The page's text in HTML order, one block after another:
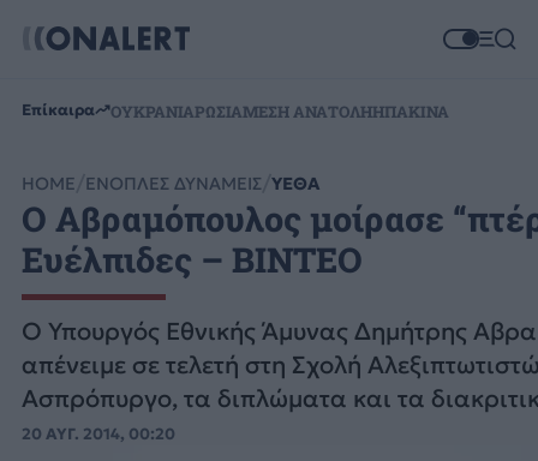
Επίκαιρα ΟΥΚΡΑΝΙΑΡΩΣΙΑΜΕΣΗ ΑΝΑΤΟΛΗΗΠΑΚΙΝΑ
HOME ΕΝΟΠΛΕΣ ΔΥΝΑΜΕΙΣ ΥΕΘΑ
Ο Αβραμόπουλος μοίρασε
Ευέλπιδες – ΒΙΝΤΕΟ
O Υπουργός Εθνικής Άμυνας Δημήτρης
απένειμε σε τελετή στη Σχολή
Ασπρόπυργο, τα διπλώματα και τα
στους Ευέλπιδες 4ης τάξεως .
20 ΑΥΓ. 2014, 00:20